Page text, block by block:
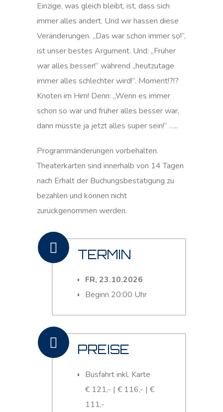
Einzige, was gleich bleibt, ist, dass sich
immer alles ändert. Und wir hassen diese
Veränderungen. „Das war schon immer so!“,
ist unser bestes Argument. Und: „Früher
war alles besser!“ während „heutzutage
immer alles schlechter wird!“. Moment!?!?
Knoten im Hirn! Denn: „Wenn es immer
schon so war und früher alles besser war,
dann müsste ja jetzt alles super sein!“ …..
Programmänderungen vorbehalten.
Theaterkarten sind innerhalb von 14 Tagen
nach Erhalt der Buchungsbestätigung zu
bezahlen und können nicht
zurückgenommen werden.
TERMIN
FR, 23.10.2026
Beginn 20:00 Uhr
PREISE
Busfahrt inkl. Karte
€ 121,- | € 116,- | €
111,-